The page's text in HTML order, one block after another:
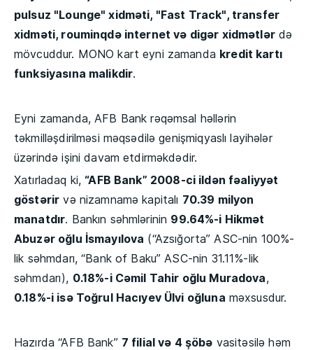
pulsuz "Lounge" xidməti, "Fast Track", transfer
xidməti, rouminqdə internet və digər xidmətlərdə
mövcuddur. MONO kart eyni zamanda kredit kartı
funksiyasına malikdir.
Eyni zamanda, AFB Bank rəqəmsal həllərin
təkmilləşdirilməsi məqsədilə genişmiqyaslı layihələr
üzərində işini davam etdirməkdədir.
Xatırladaq ki, “AFB Bank” 2008-ci ildən fəaliyyət
göstərir və nizamnamə kapitalı 70.39 milyon
manatdır. Bankın səhmlərinin 99.64%-i Hikmət
Abuzər oğlu İsmayılova (“Azsığorta” ASC-nin 100%-
lik səhmdarı, “Bank of Baku” ASC-nin 31.11%-lik
səhmdarı), 0.18%-i Cəmil Tahir oğlu Muradova,
0.18%-i isə Toğrul Hacıyev Ülvi oğluna məxsusdur.
Hazırda “AFB Bank” 7 filial və 4 şöbə vasitəsilə həm